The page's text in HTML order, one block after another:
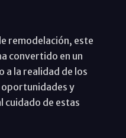
remodelación, este
convertido en un
a la realidad de los
y
cuidado de estas